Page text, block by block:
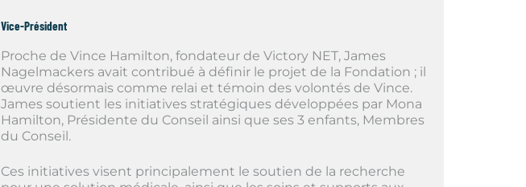
Vice-Président
Proche de Vince Hamilton, fondateur de Victory NET, James
Nagelmackers avait contribué à définir le projet de la Fondation ; il
œuvre désormais comme relai et témoin des volontés de Vince.
James soutient les initiatives stratégiques développées par Mona
Hamilton, Présidente du Conseil ainsi que ses 3 enfants, Membres
du Conseil.
Ces initiatives visent principalement le soutien de la recherche